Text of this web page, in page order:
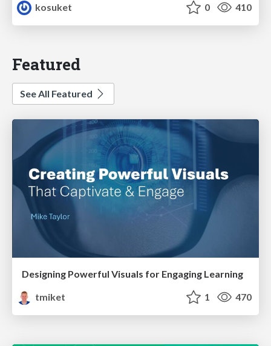
kosuket
0 410
Featured
See All Featured
Designing Powerful Visuals for Engaging Learning
tmiket
1 470